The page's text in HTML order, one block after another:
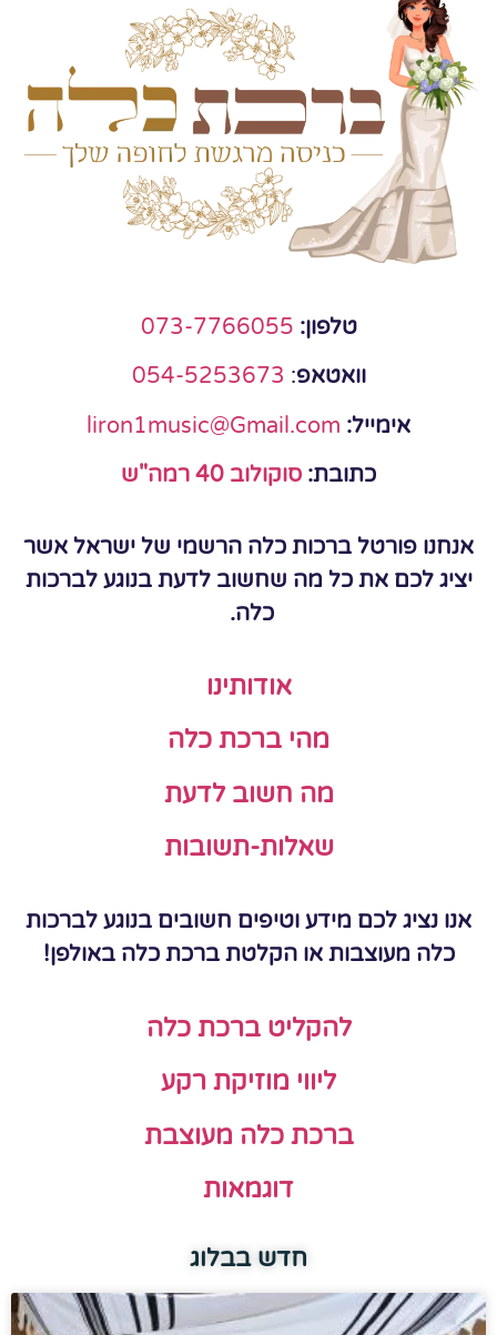
טלפון: 073-7766055
וואטאפ:
054-5253673
אימייל: liron1music@Gmail.com
כתובת: סוקולוב 40 רמה"ש
אנחנו פורטל ברכות כלה הרשמי של ישראל אשר
יציג לכם את כל מה שחשוב לדעת בנוגע לברכות
כלה.
אודותינו
מהי ברכת כלה
מה חשוב לדעת
שאלות-תשובות
אנו נציג לכם מידע וטיפים חשובים בנוגע לברכות
כלה מעוצבות או הקלטת ברכת כלה באולפן!
להקליט ברכת כלה
ליווי מוזיקת רקע
ברכת כלה מעוצבת
דוגמאות
חדש בבלוג